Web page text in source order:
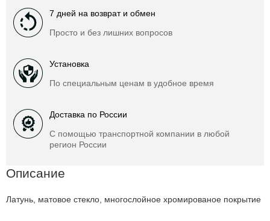
7 дней на возврат и обмен
Просто и без лишних вопросов
Установка
По специальным ценам в удобное время
Доставка по России
С помощью транспортной компании в любой
регион России
Описание
Латунь, матовое стекло, многослойное хромированое покрытие